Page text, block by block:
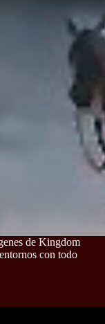
de Kingdom
con todo